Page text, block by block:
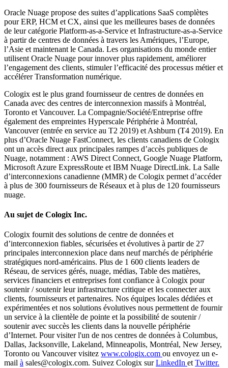
Oracle Nuage propose des suites d’applications SaaS complètes
pour ERP, HCM et CX, ainsi que les meilleures bases de données
de leur catégorie Platform-as-a-Service et Infrastructure-as-a-Service
à partir de centres de données à travers les Amériques, l’Europe,
l’Asie et maintenant le Canada. Les organisations du monde entier
utilisent Oracle Nuage pour innover plus rapidement, améliorer
l’engagement des clients, stimuler l’efficacité des processus métier et
accélérer Transformation numérique.
Cologix est le plus grand fournisseur de centres de données en
Canada avec des centres de interconnexion massifs à Montréal,
Toronto et Vancouver. La Compagnie/Société/Entreprise offre
également des empreintes Hyperscale Périphérie à Montréal,
Vancouver (entrée en service au T2 2019) et Ashburn (T4 2019). En
plus d’Oracle Nuage FastConnect, les clients canadiens de Cologix
ont un accès direct aux principales rampes d’accès publiques de
Nuage, notamment : AWS Direct Connect, Google Nuage Platform,
Microsoft Azure ExpressRoute et IBM Nuage DirectLink. La Salle
d’interconnexions canadienne (MMR) de Cologix permet d’accéder
à plus de 300 fournisseurs de Réseaux et à plus de 120 fournisseurs
nuage.
Au sujet de Cologix Inc.
Cologix fournit des solutions de centre de données et
d’interconnexion fiables, sécurisées et évolutives à partir de 27
principales interconnexion place dans neuf marchés de périphérie
stratégiques nord-américains. Plus de 1 600 clients leaders de
Réseau, de services gérés, nuage, médias, Table des matières,
services financiers et entreprises font confiance à Cologix pour
soutenir / soutenir leur infrastructure critique et les connecter aux
clients, fournisseurs et partenaires. Nos équipes locales dédiées et
expérimentées et nos solutions évolutives nous permettent de fournir
un service à la clientèle de pointe et la possibilité de soutenir /
soutenir avec succès les clients dans la nouvelle périphérie
d’Internet. Pour visiter l'un de nos centres de données à Columbus,
Dallas, Jacksonville, Lakeland, Minneapolis, Montréal, New Jersey,
Toronto ou Vancouver visitez www.cologix.com ou envoyez un e-
mail à sales@cologix.com. Suivez Cologix surLinkedIn et Twitter.